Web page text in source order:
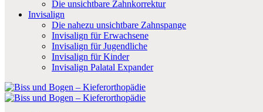
Die unsichtbare Zahnkorrektur
Invisalign
Die nahezu unsichtbare Zahnspange
Invisalign für Erwachsene
Invisalign für Jugendliche
Invisalign für Kinder
Invisalign Palatal Expander